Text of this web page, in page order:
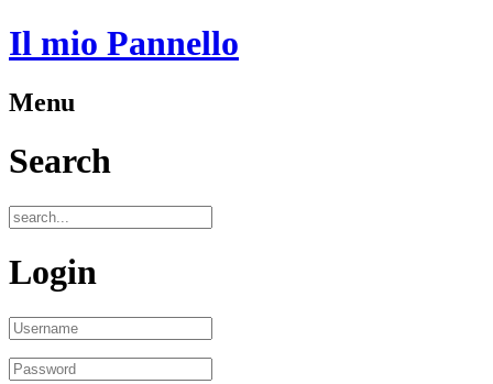
Il mio Pannello
Menu
Search
Login